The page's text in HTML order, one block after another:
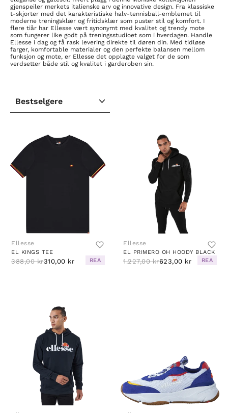
gjenspeiler merkets italienske arv og innovative design. Fra klassiske
t-skjorter med det karakteristiske halv-tennisball-emblemet til
moderne treningsklær og fritidsklær som puster stil og komfort. I
flere tiår har Ellesse vært synonymt med kvalitet og trendy mote
som fungerer like godt på treningsstudioet som i hverdagen. Handle
Ellesse i dag og få rask levering direkte til døren din. Med tidløse
farger, komfortable materialer og den perfekte balansen mellom
funksjon og mote, er Ellesse det opplagte valget for de som
verdsetter både stil og kvalitet i garderoben sin.
Ellesse
EL KINGS TEE
388,00 kr310,00 kr REA
Ellesse
EL PRIMERO OH HOODY BLACK
1.227,00 kr623,00 kr REA